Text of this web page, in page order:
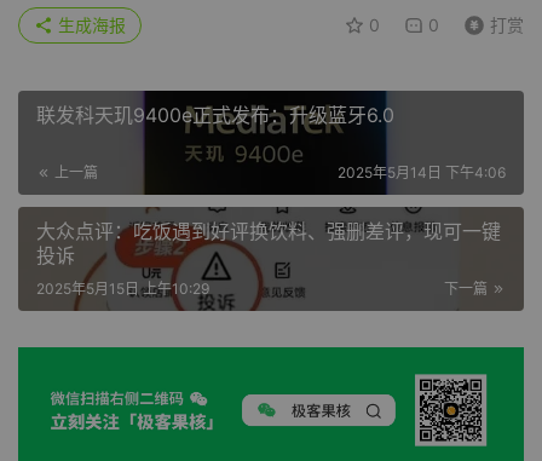
0 0 打赏
生成海报
联发科天玑9400e正式发布：升级蓝牙6.0
上一篇 2025年5月14日 下午4:06
大众点评：吃饭遇到好评换饮料、强删差评，现可一键
投诉
下一篇
2025年5月15日 上午10:29